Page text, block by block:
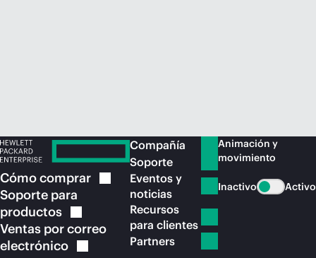
Cómocomprar
Soporte para
productos
Ventas por correo
electrónico
Compañía
Soporte
Eventos y
noticias
Recursos
para clientes
Partners
Animación y
movimiento
Inactivo Activo